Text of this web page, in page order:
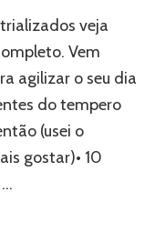
veja
Vem
agilizar o seu dia
do tempero
(usei o
gostar)• 10